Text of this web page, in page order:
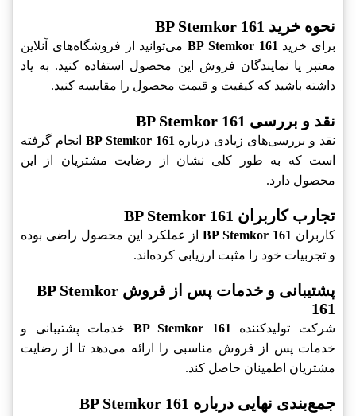
نحوه خرید BP Stemkor 161
برای خرید BP Stemkor 161 می‌توانید از فروشگاه‌های آنلاین
معتبر یا نمایندگان فروش این محصول استفاده کنید. به یاد
داشته باشید که کیفیت و قیمت محصول را مقایسه کنید.
نقد و بررسی BP Stemkor 161
نقد و بررسی‌های زیادی درباره BP Stemkor 161 انجام گرفته
است که به طور کلی نشان از رضایت مشتریان از این
محصول دارد.
تجارب کاربران BP Stemkor 161
کاربران BP Stemkor 161از عملکرد این محصول راضی بوده
و تجربیات خود را مثبت ارزیابی کرده‌اند.
پشتیبانی و خدمات پس از فروش BP Stemkor
161
شرکت تولیدکننده BP Stemkor 161 خدمات پشتیبانی و
خدمات پس از فروش مناسبی را ارائه می‌دهد تا از رضایت
مشتریان اطمینان حاصل کند.
جمع‌بندی نهایی درباره BP Stemkor 161